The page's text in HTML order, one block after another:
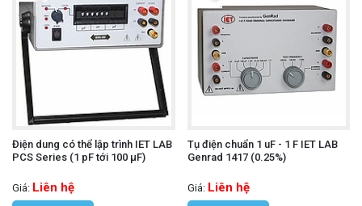
Điện dung có thể lập trình IET LAB
PCS Series (1 pF tới 100 µF)
Giá: Liên hệ
Tụ điện chuẩn 1 uF - 1 F IET LAB
Genrad 1417 (0.25%)
Giá: Liên hệ